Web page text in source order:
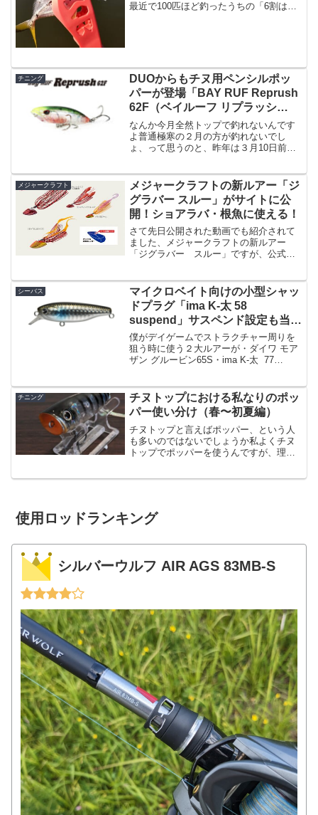
最近で100匹ほど釣ったうちの「6割はメ
チニング
DUOからもチヌ用ペンシルポッ
パーが登場「BAY RUF Reprush
62F（ベイルーフ リプラッシ
ュ）」
なんか今月全然トップで釣れないんです
よ普通極寒の２月の方が釣れないでし
ょ、って思うのと、昨年は３月10日前後
が、今月に至っては「１回しかまだ反応
を得られていない（それもチ...
メジャークラフト
メジャークラフトの新ルアー「ジ
グラバー スルー」がサイトに公
開！ショアラバ・根魚に使える！
さて先日公開された動画でも紹介されて
ました、メジャークラフトの新ルアー
「ジグラバー スルー」ですが、公式サ
ハタをヒットさせているのがこの「ジグ
ラバー スルー」ですね。ジ...
シーバス
マイクロベイト向けの小型シャッ
ドプラグ「ima K-太 58
suspend」サスペンド設定も当然
ながら健在。
僕がデイゲームでストラクチャー周りを
狙う時に使う２大ルアーが・ダイワ モア
ザン グルービン65S・ima K-太 77
で、バイブレーションなどは使いづらい
ため...
チニング
チヌトップにおける私なりのポッ
パー使い分け（春〜初夏編）
チヌトップと言えばポッパー、という人
も多いのではないでしょうか私よくチヌ
トップでポッパーを使うんですが、理由
使用ロッドランキング
シルバーウルフ AIR AGS 83MB-S